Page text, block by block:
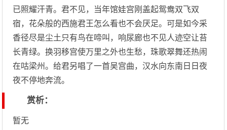
已照耀汗青。君不见，当年馆娃宫刚盖起鸳鸯双飞双
宿，花朵般的西施君王怎么看也不会厌足。可是如今采
香径尽是尘土只有鸟在啼叫，响尿廊也不见人迹空让苔
长青绿。换羽移宫使万里之外也生愁，珠歌翠舞还热闹
在咕梁州。给君另唱了一首吴宫曲，汉水向东南日日夜
夜不停地奔流。
赏析：
暂无